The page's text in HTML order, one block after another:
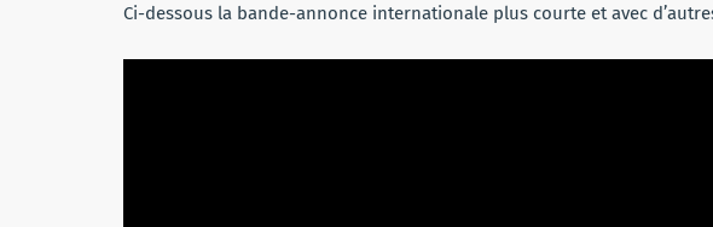
Ci-dessous la bande-annonce internationale plus courte et avec